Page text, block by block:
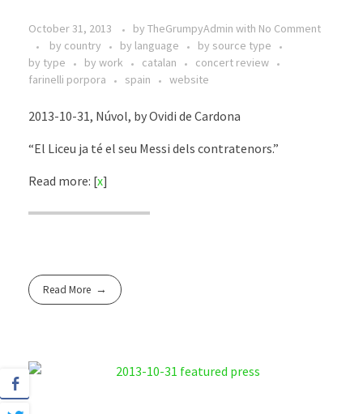
October 31, 2013 by TheGrumpyAdmin with No Comment
by country
by language
by source type
by type
by work catalan
concert review
farinelli porpora
spain website
2013-10-31, Núvol, by Ovidi de Cardona
“El Liceu ja té el seu Messi dels contratenors.”
Read more: [x]
Read More